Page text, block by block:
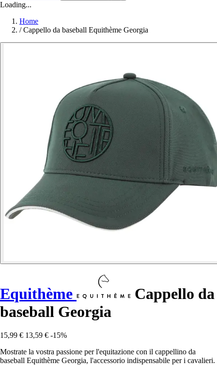
Loading...
Home
/ Cappello da baseball Equithème Georgia
Equithème
Cappello da
baseball Georgia
15,99 € 13,59 € -15%
Mostrate la vostra passione per l'equitazione con il cappellino da
baseball Equithème Georgia, l'accessorio indispensabile per i cavalieri.